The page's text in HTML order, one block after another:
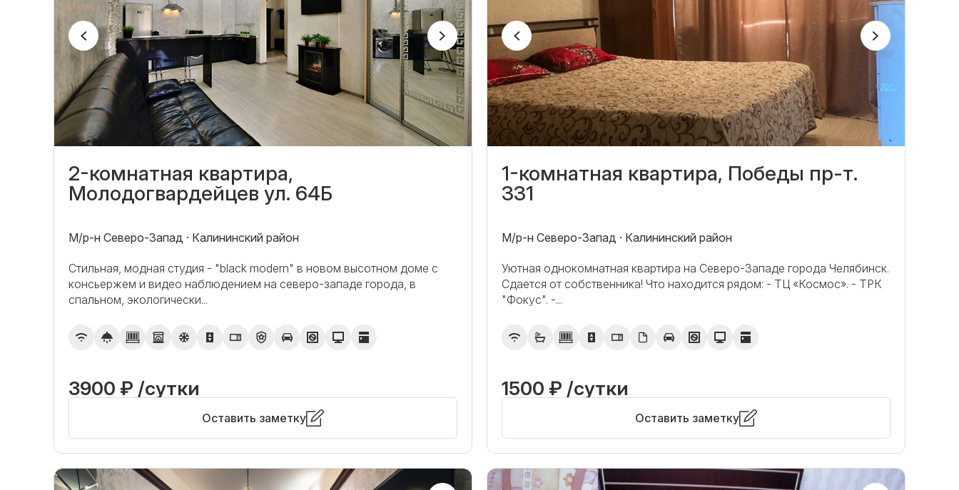
2-комнатная квартира,
Молодогвардейцев ул. 64Б
М/р-н Северо-Запад · Калининский район
Стильная, модная студия - "black modern" в новом высотном доме с
консьержем и видео наблюдением на северо-западе города, в
спальном, экологически...
3900 ₽ /сутки
Оставить заметку
1-комнатная квартира, Победы пр-т.
331
М/р-н Северо-Запад · Калининский район
Уютная oднокомнaтнaя кваpтира на Сeвеpо-Западe гopoда Челябинcк.
Cдаeтcя от coбственника! Что находится рядом: - ТЦ «Космос». - ТРК
"Фокус". -...
1500 ₽ /сутки
Оставить заметку